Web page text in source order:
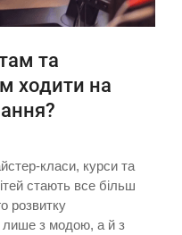
та
ходити на
класи, курси та
стають все більш
розвитку
лише з модою, а й з